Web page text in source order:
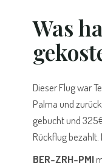
Was
Dieser Flug war
Palma und
gebucht und
Rückflug bezahlt.
BER-ZRH-PMI